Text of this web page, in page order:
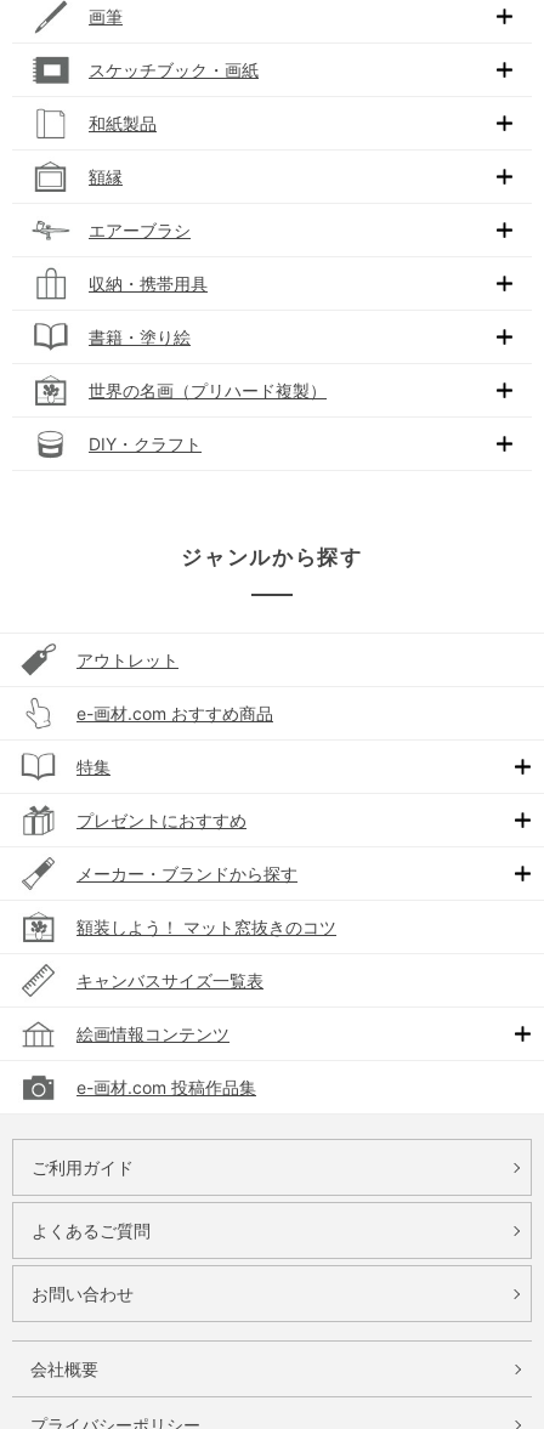
画筆
スケッチブック・画紙
和紙製品
額縁
エアーブラシ
収納・携帯用具
書籍・塗り絵
世界の名画（プリハード複製）
DIY・クラフト
ジャンルから探す
アウトレット
e-画材.com おすすめ商品
特集
プレゼントにおすすめ
メーカー・ブランドから探す
額装しよう！ マット窓抜きのコツ
キャンバスサイズ一覧表
絵画情報コンテンツ
e-画材.com 投稿作品集
ご利用ガイド
よくあるご質問
お問い合わせ
会社概要
プライバシーポリシー